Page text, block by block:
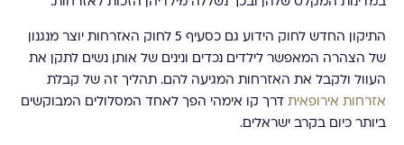
במדינות המקלט שלהן ובכך נשללה מילדיהן הזכות לאזרחות.
התיקון החדש לחוק הידוע גם כסעיף 5 לחוק האזרחות יוצר מנגנון
של הצהרה המאפשר לילדים נכדים ונינים של אותן נשים לתקן את
העוול ולקבל את האזרחות המגיעה להם. תהליך זה של קבלת
אזרחות אירופאית דרך קו אימהי הפך לאחד המסלולים המבוקשים
ביותר כיום בקרב ישראלים.